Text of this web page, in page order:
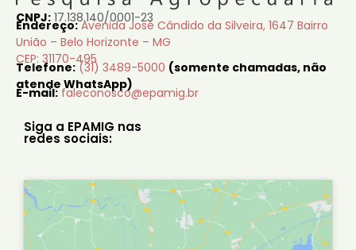
CNPJ: 17.138.140/0001-23
Endereço: Avenida José Cândido da Silveira, 1647 Bairro
União – Belo Horizonte – MG
CEP: 31170-495
Telefone: (31) 3489-5000 (somente chamadas, não
atende WhatsApp)
E-mail: faleconosco@epamig.br
Siga a EPAMIG nas
redes sociais: